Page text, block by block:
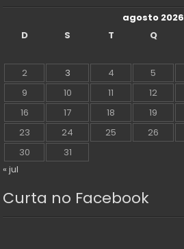
agosto 2026
D
S T Q
2
3 4 5
9
10 11 12
16
17 18 19
23
24 25 26
30
31
« jul
Curta no Facebook